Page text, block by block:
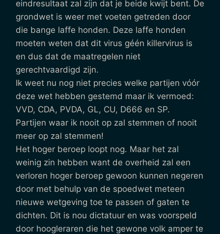
eindresultaat zal zijn dat je beide kwijt bent. De
grondwet is weer met voeten getreden door
die bange laffe honden. Deze laffe honden
moeten weten dat dit virus géén killervirus is
en dus dat de maatregelen niet
gerechtvaardigd zijn.
Ik weet nu nog niet precies welke partijen vóór
deze wet hebben gestemd maar ik vermoed:
VVD, CDA, PVDA, GL, CU, D666 en SP.
Partijen waar ik nooit op zal stemmen of nooit
meer op zal stemmen!
Het hoger beroep loopt nog. Maar het zal
weinig zin hebben want de overheid zal een
verloren hoger beroep gewoon kunnen negeren
door met behulp van de spoedwet meteen
nieuwe wetgeving toe te passen of gaten te
dichten. Dit is nou dictatuur en was voorspeld
door hoogleraren die het gewone volk amper te